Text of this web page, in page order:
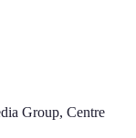
Group, Centre